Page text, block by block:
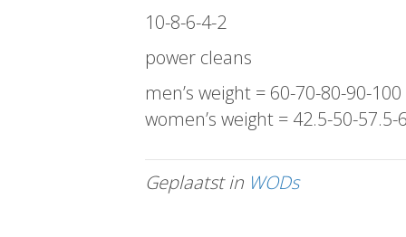
10-8-6-4-2
power cleans
men’s weight = 60-70-80-90-100
women’s weight = 42.5-50-57.5-
Geplaatst in WODs